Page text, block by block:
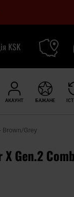
KSK
АКАУНТ БАЖАНЕ
Brown/Grey
Gen.2